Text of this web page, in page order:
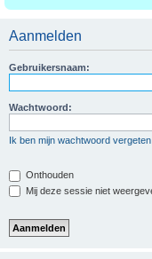
Aanmelden
Gebruikersnaam:
Wachtwoord:
Ik ben mijn wachtwoord vergeten
Onthouden
Mij deze sessie niet